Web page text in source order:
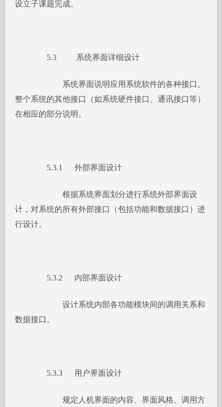
设立子课题完成。
5.3 系统界面详细设计
系统界面说明应用系统软件的各种接口。
整个系统的其他接口（如系统硬件接口、通讯接口等）
在相应的部分说明。
5.3.1 外部界面设计
根据系统界面划分进行系统外部界面设
计，对系统的所有外部接口（包括功能和数据接口）进
行设计。
5.3.2 内部界面设计
设计系统内部各功能模块间的调用关系和
数据接口。
5.3.3 用户界面设计
规定人机界面的内容、界面风格、调用方